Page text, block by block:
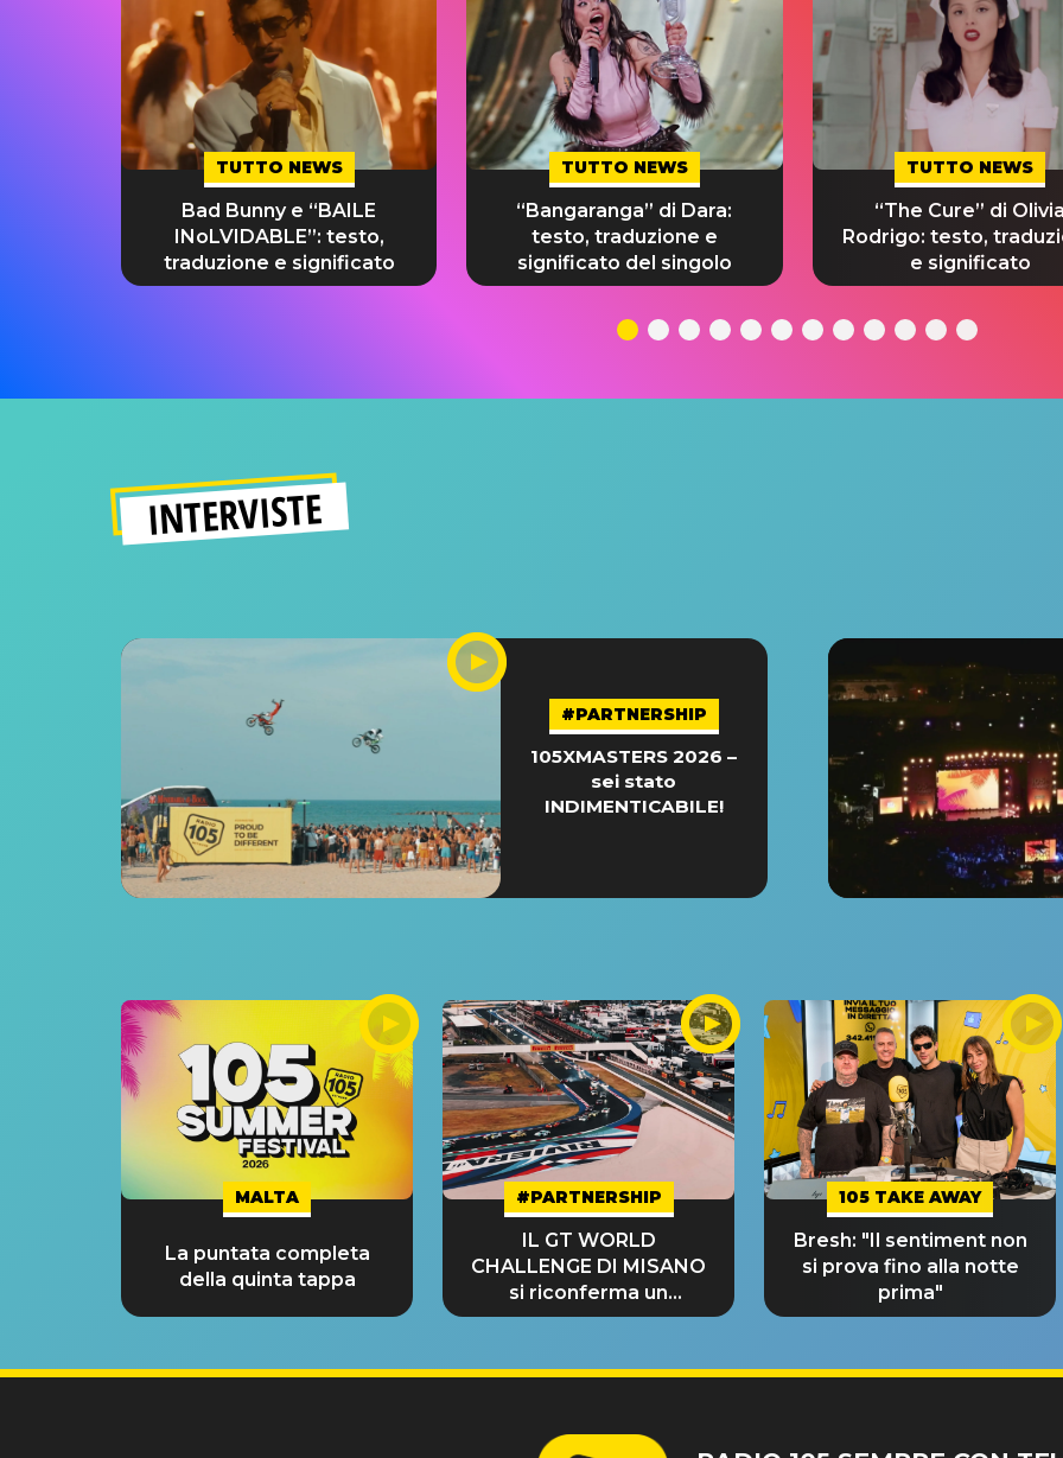
TUTTO NEWS
Bad Bunny e “BAILE
INoLVIDABLE”: testo,
traduzione e significato
TUTTO NEWS
“Bangaranga” di Dara:
testo, traduzione e
significato del singolo
TUTTO NEWS
“The Cure” di Olivia
Rodrigo: testo,
e significato
INTERVISTE
#PARTNERSHIP
105XMASTERS 2026 –
sei stato
INDIMENTICABILE!
MALTA
La puntata completa
della quinta tappa
#PARTNERSHIP
IL GT WORLD
CHALLENGE DI MISANO
si riconferma un
GRANDE SUCCESSO!
105 TAKE AWAY
Bresh: "Il sentiment non
si prova fino alla notte
prima"